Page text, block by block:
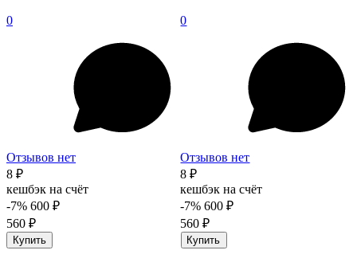
0
Отзывов нет
8 ₽
кешбэк на счёт
-7% 600 ₽
560 ₽
Купить
0
Отзывов нет
8 ₽
кешбэк на счёт
-7% 600 ₽
560 ₽
Купить